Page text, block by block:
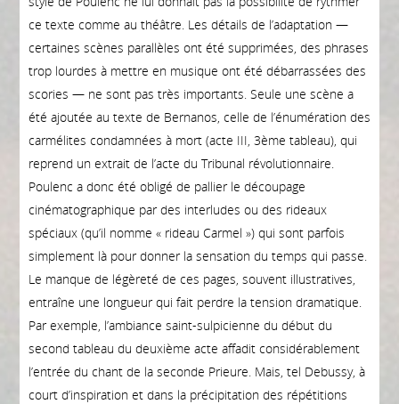
ce texte comme au théâtre. Les détails de l’adaptation —
certaines scènes parallèles ont été supprimées, des phrases
trop lourdes à mettre en musique ont été débarrassées des
scories — ne sont pas très importants. Seule une scène a
été ajoutée au texte de Bernanos, celle de l’énumération des
carmélites condamnées à mort (acte III, 3ème tableau), qui
reprend un extrait de l’acte du Tribunal révolutionnaire.
Poulenc a donc été obligé de pallier le découpage
cinématographique par des interludes ou des rideaux
spéciaux (qu’il nomme « rideau Carmel ») qui sont parfois
simplement là pour donner la sensation du temps qui passe.
Le manque de légèreté de ces pages, souvent illustratives,
entraîne une longueur qui fait perdre la tension dramatique.
Par exemple, l’ambiance saint-sulpicienne du début du
second tableau du deuxième acte affadit considérablement
l’entrée du chant de la seconde Prieure. Mais, tel Debussy, à
court d’inspiration et dans la précipitation des répétitions